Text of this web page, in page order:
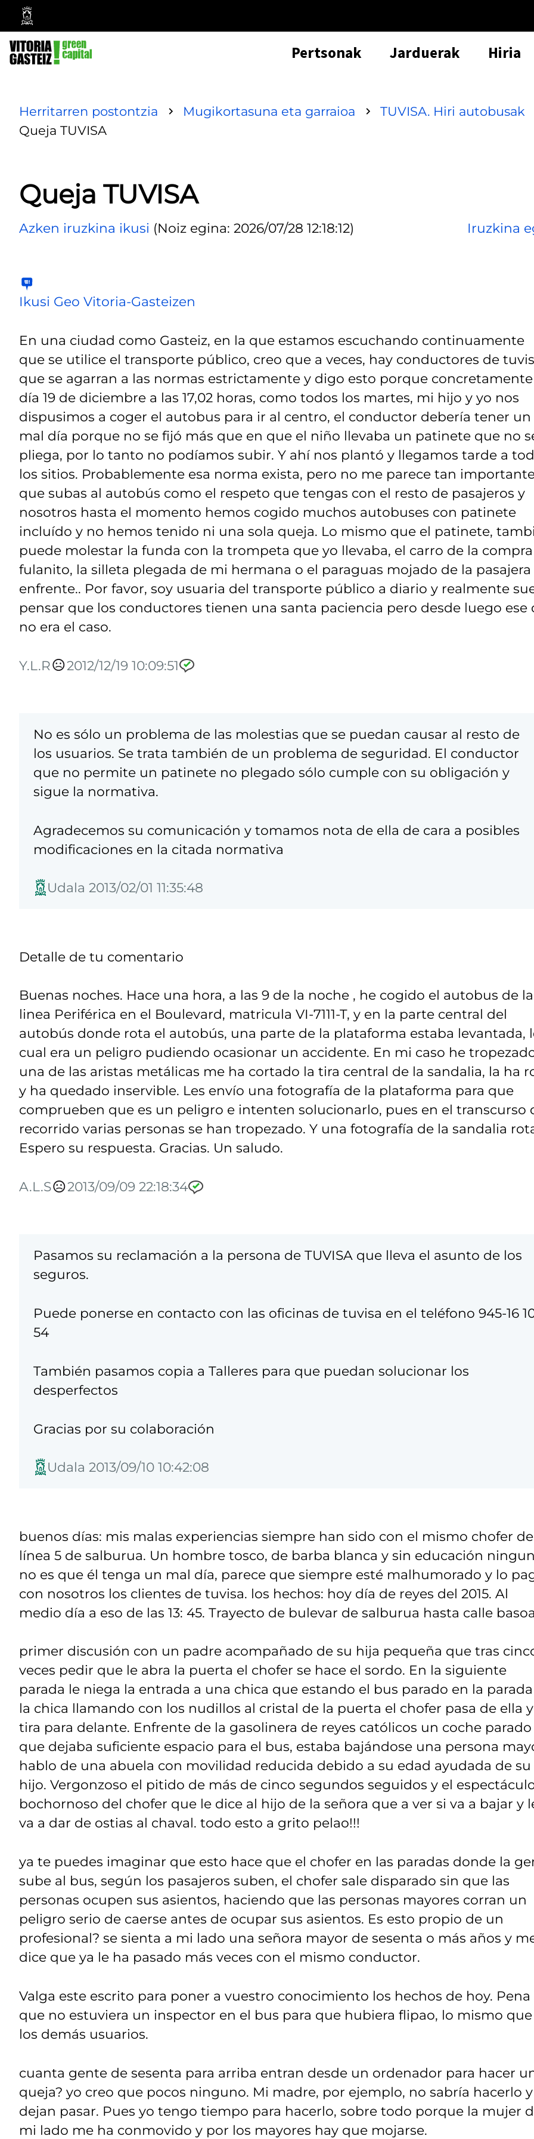
Vitoria-
Gasteizko
Udala
Pertsonak Jarduerak Hiria
Herritarren postontzia Mugikortasuna eta garraioa
TUVISA. Hiri autobusak
Queja TUVISA
Queja TUVISA
Azken iruzkina ikusi (Noiz egina: 2026/07/28 12:18:12) Iruzkina
Ikusi Geo Vitoria-Gasteizen
En una ciudad como Gasteiz, en la que estamos escuchando continuamente
que se utilice el transporte público, creo que a veces, hay conductores de
que se agarran a las normas estrictamente y digo esto porque concretamente
día 19 de diciembre a las 17,02 horas, como todos los martes, mi hijo y yo nos
dispusimos a coger el autobus para ir al centro, el conductor debería tener un
mal día porque no se fijó más que en que el niño llevaba un patinete que no
pliega, por lo tanto no podíamos subir. Y ahí nos plantó y llegamos tarde a
los sitios. Probablemente esa norma exista, pero no me parece tan
que subas al autobús como el respeto que tengas con el resto de pasajeros y
nosotros hasta el momento hemos cogido muchos autobuses con patinete
incluído y no hemos tenido ni una sola queja. Lo mismo que el patinete,
puede molestar la funda con la trompeta que yo llevaba, el carro de la
fulanito, la silleta plegada de mi hermana o el paraguas mojado de la pasajera
enfrente.. Por favor, soy usuaria del transporte público a diario y realmente
pensar que los conductores tienen una santa paciencia pero desde luego ese
no era el caso.
Y.L.R 2012/12/19 10:09:51
No es sólo un problema de las molestias que se puedan causar al resto de
los usuarios. Se trata también de un problema de seguridad. El conductor
que no permite un patinete no plegado sólo cumple con su obligación y
sigue la normativa.
Agradecemos su comunicación y tomamos nota de ella de cara a posibles
modificaciones en la citada normativa
Udala 2013/02/01 11:35:48
Detalle de tu comentario
Buenas noches. Hace una hora, a las 9 de la noche , he cogido el autobus de la
linea Periférica en el Boulevard, matricula VI-7111-T, y en la parte central del
autobús donde rota el autobús, una parte de la plataforma estaba levantada,
cual era un peligro pudiendo ocasionar un accidente. En mi caso he
una de las aristas metálicas me ha cortado la tira central de la sandalia, la ha
y ha quedado inservible. Les envío una fotografía de la plataforma para que
comprueben que es un peligro e intenten solucionarlo, pues en el transcurso
recorrido varias personas se han tropezado. Y una fotografía de la sandalia
Espero su respuesta. Gracias. Un saludo.
A.L.S 2013/09/09 22:18:34
Pasamos su reclamación a la persona de TUVISA que lleva el asunto de los
seguros.
Puede ponerse en contacto con las oficinas de tuvisa en el teléfono 945-16
54
También pasamos copia a Talleres para que puedan solucionar los
desperfectos
Gracias por su colaboración
Udala 2013/09/10 10:42:08
buenos días: mis malas experiencias siempre han sido con el mismo chofer
línea 5 de salburua. Un hombre tosco, de barba blanca y sin educación
no es que él tenga un mal día, parece que siempre esté malhumorado y lo
con nosotros los clientes de tuvisa. los hechos: hoy día de reyes del 2015. Al
medio día a eso de las 13: 45. Trayecto de bulevar de salburua hasta calle
primer discusión con un padre acompañado de su hija pequeña que tras
veces pedir que le abra la puerta el chofer se hace el sordo. En la siguiente
parada le niega la entrada a una chica que estando el bus parado en la
la chica llamando con los nudillos al cristal de la puerta el chofer pasa de ella y
tira para delante. Enfrente de la gasolinera de reyes católicos un coche parado
que dejaba suficiente espacio para el bus, estaba bajándose una persona
hablo de una abuela con movilidad reducida debido a su edad ayudada de su
hijo. Vergonzoso el pitido de más de cinco segundos seguidos y el
bochornoso del chofer que le dice al hijo de la señora que a ver si va a bajar y
va a dar de ostias al chaval. todo esto a grito pelao!!!
ya te puedes imaginar que esto hace que el chofer en las paradas donde la
sube al bus, según los pasajeros suben, el chofer sale disparado sin que las
personas ocupen sus asientos, haciendo que las personas mayores corran un
peligro serio de caerse antes de ocupar sus asientos. Es esto propio de un
profesional? se sienta a mi lado una señora mayor de sesenta o más años y
dice que ya le ha pasado más veces con el mismo conductor.
Valga este escrito para poner a vuestro conocimiento los hechos de hoy. Pena
que no estuviera un inspector en el bus para que hubiera flipao, lo mismo que
los demás usuarios.
cuanta gente de sesenta para arriba entran desde un ordenador para hacer
queja? yo creo que pocos ninguno. Mi madre, por ejemplo, no sabría hacerlo
dejan pasar. Pues yo tengo tiempo para hacerlo, sobre todo porque la mujer
mi lado me ha conmovido y por los mayores hay que mojarse.